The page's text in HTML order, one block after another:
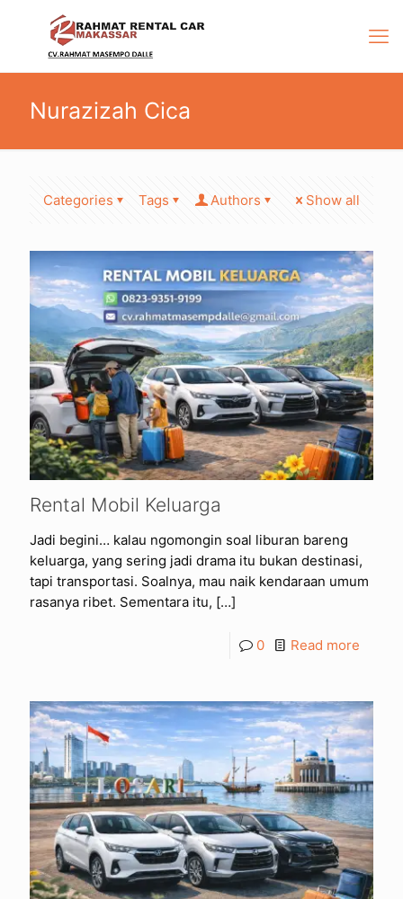
Nurazizah Cica
Categories Tags Authors Show all
Rental Mobil Keluarga
Jadi begini… kalau ngomongin soal liburan bareng
keluarga, yang sering jadi drama itu bukan destinasi,
tapi transportasi. Soalnya, mau naik kendaraan umum
rasanya ribet. Sementara itu, […]
0 Read more